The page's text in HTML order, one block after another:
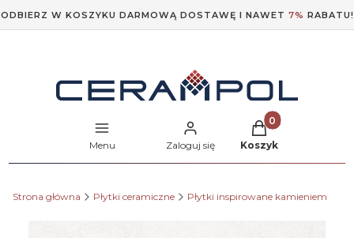
ODBIERZ W KOSZYKU DARMOWĄ DOSTAWĘ I NAWET 7% RABATU!
Menu Zaloguj się
Produkty w
Koszyk
Strona główna Płytki ceramiczne Płytki inspirowane kamieniem